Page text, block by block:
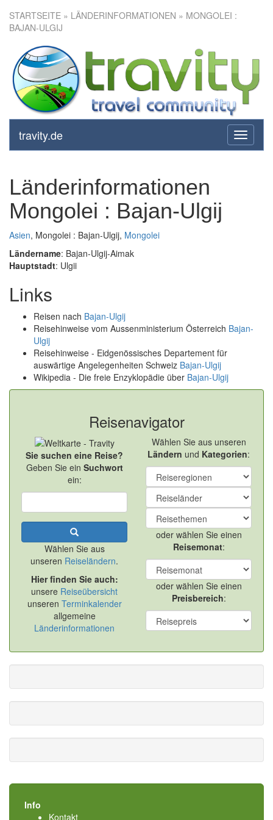
STARTSEITE » LÄNDERINFORMATIONEN » MONGOLEI :
BAJAN-ULGIJ
toggle
travity.de
Länderinformationen
Mongolei : Bajan-Ulgij
Asien, Mongolei : Bajan-Ulgij, Mongolei
Ländername: Bajan-Ulgij-Aimak
Hauptstadt: Ulgii
Links
Reisen nach Bajan-Ulgij
Reisehinweise vom Aussenministerium Österreich Bajan-
Ulgij
Reisehinweise - Eidgenössisches Departement für
auswärtige Angelegenheiten Schweiz Bajan-Ulgij
Wikipedia - Die freie Enzyklopädie über Bajan-Ulgij
Reisenavigator
Sie suchen eine Reise?
Geben Sie ein Suchwort
ein:
Wählen Sie aus
unseren Reiseländern.
Hier finden Sie auch:
unsere Reiseübersicht
unseren Terminkalender
allgemeine
Länderinformationen
Wählen Sie aus unseren
Ländern und Kategorien:
oder wählen Sie einen
Reisemonat:
oder wählen Sie einen
Preisbereich:
Info
Kontakt